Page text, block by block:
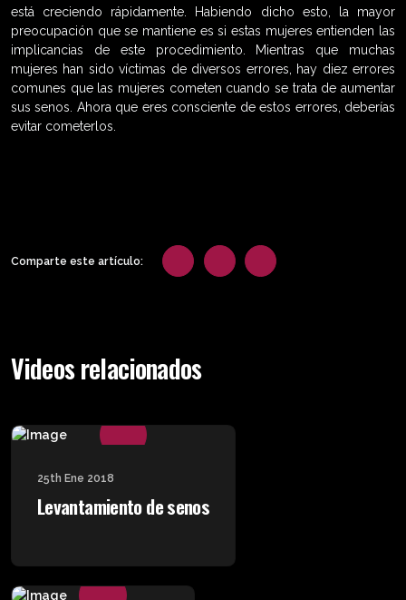
está creciendo rápidamente. Habiendo dicho esto, la mayor
preocupación que se mantiene es si estas mujeres entienden las
implicancias de este procedimiento. Mientras que muchas
mujeres han sido víctimas de diversos errores, hay diez errores
comunes que las mujeres cometen cuando se trata de aumentar
sus senos. Ahora que eres consciente de estos errores, deberías
evitar cometerlos.
Comparte este artículo:
Videos relacionados
25th Ene 2018
Levantamiento de senos